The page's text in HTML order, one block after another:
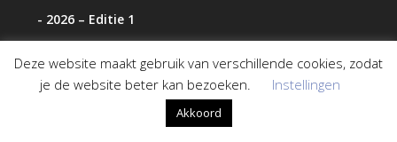
2026 – Editie 1
2026 – Editie 2
Deze website maakt gebruik van verschillende cookies, zodat
je de website beter kan bezoeken.
Instellingen
Akkoord